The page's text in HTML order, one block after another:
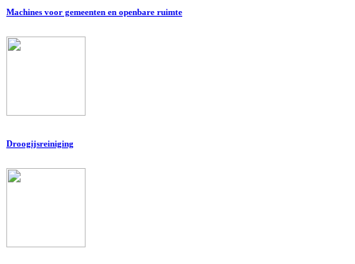
Machines voor gemeenten en openbare ruimte
Droogijsreiniging